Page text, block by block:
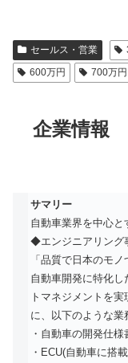
セールス・営業
600万円
700万円
企業情報
サマリー
自動車業界を中心
◆エンジニアリング
「品質で日本のモノ
自動車開発に特化
トマネジメントを
に、以下のような業
・自動車の開発仕
・ECU(自動車に搭